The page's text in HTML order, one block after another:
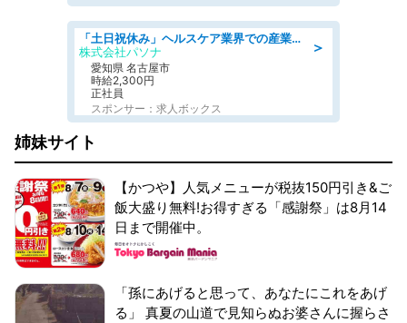
＞
「土日祝休み」ヘルスケア業界での産業保健師業務/看護師/高時給/未経験OK/要資格:正看護師
株式会社パソナ
愛知県 名古屋市
時給2,300円
正社員
スポンサー：求人ボックス
姉妹サイト
【かつや】人気メニューが税抜150円引き&ご
飯大盛り無料!お得すぎる「感謝祭」は8月14
日まで開催中。
「孫にあげると思って、あなたにこれをあげ
る」 真夏の山道で見知らぬお婆さんに握らさ